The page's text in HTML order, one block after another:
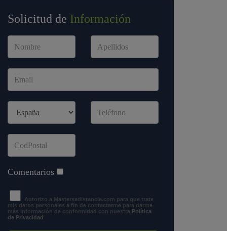
Solicitud de Información
Comentarios
Autorizo a Mastersadistancia.com para que trate
mis datos personales a fin de contactarme para darme
más información de conformidad con nuestra Política
de Privacidad